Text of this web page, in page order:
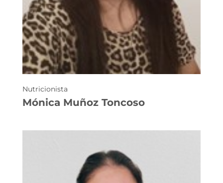
Nutricionista
Mónica Muñoz Toncoso